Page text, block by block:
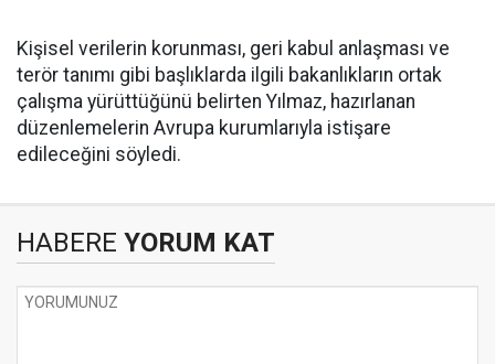
Kişisel verilerin korunması, geri kabul anlaşması ve
terör tanımı gibi başlıklarda ilgili bakanlıkların ortak
çalışma yürüttüğünü belirten Yılmaz, hazırlanan
düzenlemelerin Avrupa kurumlarıyla istişare
edileceğini söyledi.
HABERE YORUM KAT